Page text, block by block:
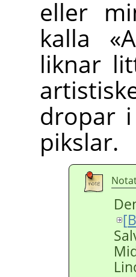
eller
kalla
liknar
dropar
pikslar.
[